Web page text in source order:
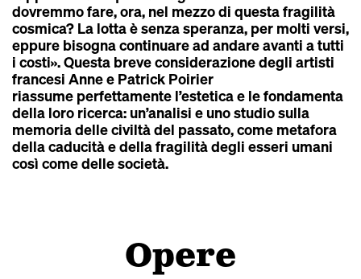
dovremmo fare, ora, nel mezzo di questa fragilità
cosmica? La lotta è senza speranza, per molti versi,
eppure bisogna continuare ad andare avanti a tutti
i costi». Questa breve considerazione degli artisti
francesi Anne e Patrick Poirier
riassume perfettamente l’estetica e le fondamenta
della loro ricerca: un’analisi e uno studio sulla
memoria delle civiltà del passato, come metafora
della caducità e della fragilità degli esseri umani
così come delle società.
Opere